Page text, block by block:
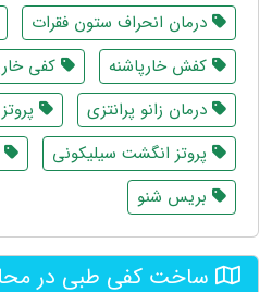
درمان انحراف ستون فقرات
کفش خارپاشنه
کفی
درمان زانو پرانتزی
پروتز انگشت سیلیکونی
بریس شنو
ساخت کفی طبی در